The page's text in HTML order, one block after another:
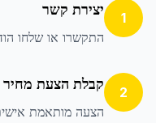
1 יצירת קשר
התקשרו או שלחו
2 קבלת הצעת מחיר
הצעה מותאמת